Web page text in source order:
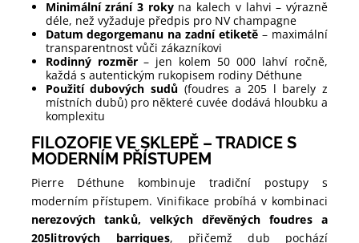
Minimální zrání 3 rokyna kalech v lahvi – výrazně
déle, než vyžaduje předpis pro NV champagne
Datum degorgemanu na zadní etiketě – maximální
transparentnost vůči zákazníkovi
Rodinný rozměr– jen kolem 50 000 lahví ročně,
každá s autentickým rukopisem rodiny Déthune
Použití dubových sudů(foudres a 205 l barely z
místních dubů) pro některé cuvée dodává hloubku a
komplexitu
FILOZOFIE VE SKLEPĚ – TRADICE S
MODERNÍM PŘÍSTUPEM
Pierre Déthune kombinuje tradiční postupy s
moderním přístupem. Vinifikace probíhá v kombinaci
nerezových tanků, velkých dřevěných foudres a
205litrových barriques, přičemž dub pochází